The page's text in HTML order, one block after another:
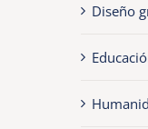
Diseño